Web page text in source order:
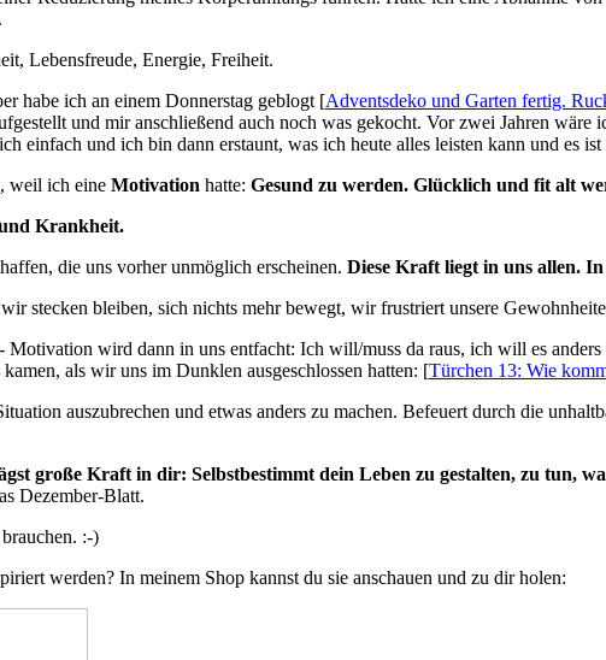
Lebensfreude, Energie, Freiheit.
habe ich an einem Donnerstag geblogt [Adventsdeko und Garten fertig.
und mir anschließend auch noch was gekocht. Vor zwei Jahren wäre
einfach und ich bin dann erstaunt, was ich heute alles leisten kann und es
weil ich eine Motivation hatte: Gesund zu werden. Glücklich und fit alt
Krankheit.
die uns vorher unmöglich erscheinen. Diese Kraft liegt in uns allen.
stecken bleiben, sich nichts mehr bewegt, wir frustriert unsere
Motivation wird dann in uns entfacht: Ich will/muss da raus, ich will es
als wir uns im Dunklen ausgeschlossen hatten: [Türchen 13: Wie
auszubrechen und etwas anders zu machen. Befeuert durch die
große Kraft in dir: Selbstbestimmt dein Leben zu gestalten, zu tun,
Dezember-Blatt.
:-)
werden? In meinem Shop kannst du sie anschauen und zu dir holen: